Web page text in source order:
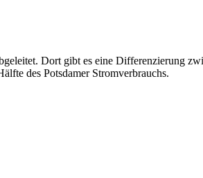
Dort gibt es eine Differenzierung
des Potsdamer Stromverbrauchs.